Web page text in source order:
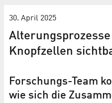
30. April 2025
Knopfzellen
Forschungs-Team
wie sich die